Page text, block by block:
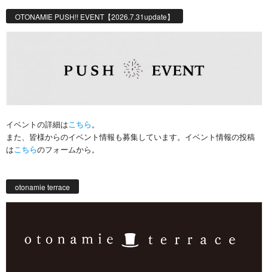
OTONAMIE PUSH!! EVENT【2026.7.31update】
イベントの詳細はこちら。
また、皆様からのイベント情報も募集しています。イベント情報の投稿
はこちらのフォームから。
otonamie terrace